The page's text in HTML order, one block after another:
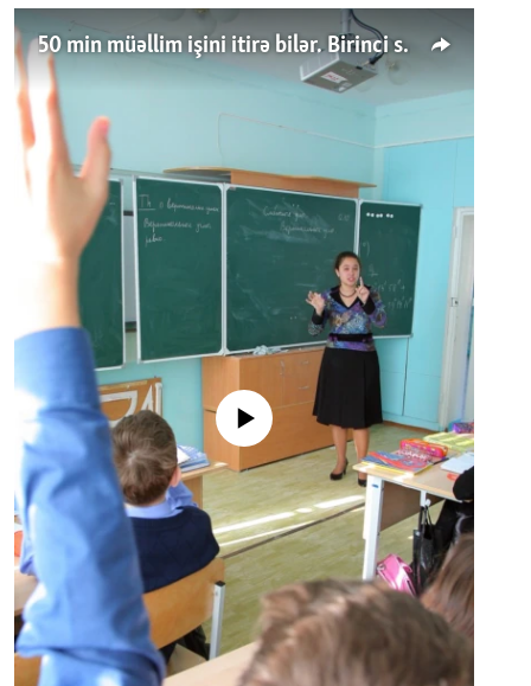
50 min müəllim işini itirə bilər. Birinci sinfə gedənlər azalır
No media source currently available